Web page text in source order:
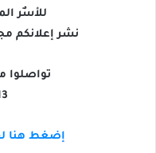
للأسٌر
نشر إعلانكم
تواصلوا
إضغط هنا